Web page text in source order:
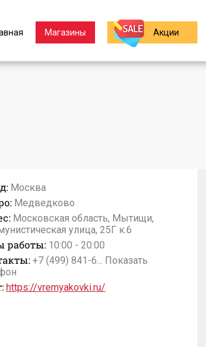
Магазины Акции
Москва
Медведково
Московская область, Мытищи,
улица, 25Г к.6
работы: 10:00 - 20:00
+7 (499) 841-6... Показать
https://vremyakovki.ru/